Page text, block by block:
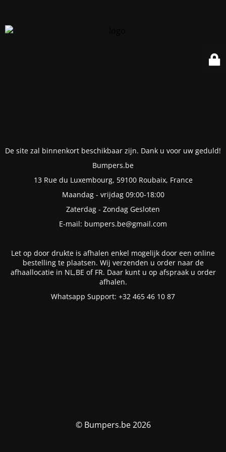
De site zal binnenkort beschikbaar zijn. Dank u voor uw geduld!
Bumpers.be
13 Rue du Luxembourg, 59100 Roubaix, France
Maandag - vrijdag 09:00-18:00
Zaterdag - Zondag Gesloten
E-mail: bumpers.be@gmail.com
Let op door drukte is afhalen enkel mogelijk door een online
bestelling te plaatsen. Wij verzenden u order naar de
afhaallocatie in NL,BE of FR. Daar kunt u op afspraak u order
afhalen.
Whatsapp Support: +32 465 46 10 87
© Bumpers.be 2026